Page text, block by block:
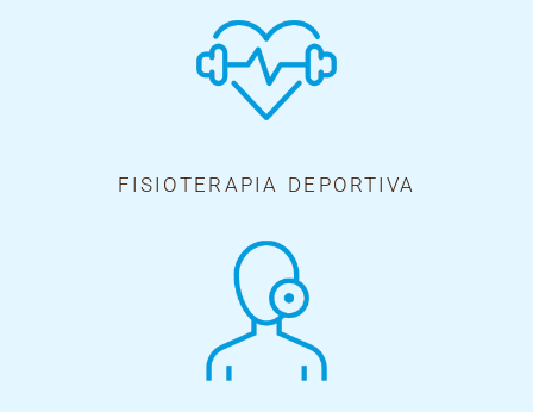
FISIOTERAPIA DEPORTIVA